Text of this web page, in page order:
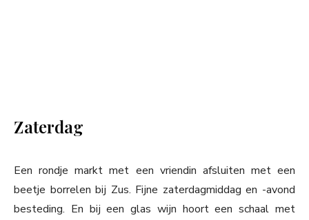
Zaterdag
Een rondje markt met een vriendin afsluiten met een
beetje borrelen bij Zus. Fijne zaterdagmiddag en -avond
besteding. En bij een glas wijn hoort een schaal met